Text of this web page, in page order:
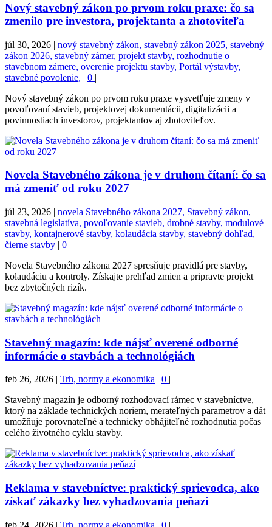
Nový stavebný zákon po prvom roku praxe: čo sa
zmenilo pre investora, projektanta a zhotoviteľa
júl 30, 2026 | nový stavebný zákon, stavebný zákon 2025, stavebný
zákon 2026, stavebný zámer, projekt stavby, rozhodnutie o
stavebnom zámere, overenie projektu stavby, Portál výstavby,
stavebné povolenie, | 0 |
Nový stavebný zákon po prvom roku praxe vysvetľuje zmeny v
povoľovaní stavieb, projektovej dokumentácii, digitalizácii a
povinnostiach investorov, projektantov aj zhotoviteľov.
Novela Stavebného zákona je v druhom čítaní: čo sa
má zmeniť od roku 2027
júl 23, 2026 | novela Stavebného zákona 2027, Stavebný zákon,
stavebná legislatíva, povoľovanie stavieb, drobné stavby, modulové
stavby, kontajnerové stavby, kolaudácia stavby, stavebný dohľad,
čierne stavby | 0 |
Novela Stavebného zákona 2027 spresňuje pravidlá pre stavby,
kolaudáciu a kontroly. Získajte prehľad zmien a pripravte projekt
bez zbytočných rizík.
Stavebný magazín: kde nájsť overené odborné
informácie o stavbách a technológiách
feb 26, 2026 | Trh, normy a ekonomika | 0 |
Stavebný magazín je odborný rozhodovací rámec v stavebníctve,
ktorý na základe technických noriem, merateľných parametrov a dát
umožňuje porovnateľné a technicky obhájiteľné rozhodnutia počas
celého životného cyklu stavby.
Reklama v stavebníctve: praktický sprievodca, ako
získať zákazky bez vyhadzovania peňazí
feb 24, 2026 | Trh, normy a ekonomika | 0 |